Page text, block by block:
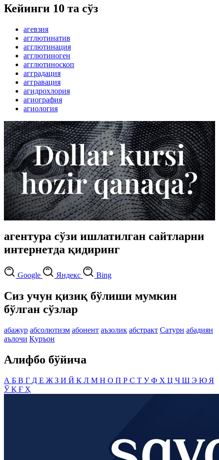
Кейинги 10 та сўз
агевзия
агглютинатив
агглютинация
агглютиноген
агглютиноскоп
агградация
аггравация
агидрохлория
агиография
агиология
агентура сўзи ишлатилган сайтларни
интернетда қидиринг
Google Яндекс Bing
Сиз учун қизиқ бўлиши мумкин
бўлган сўзлар
абажур абсолютизм абонент аъзолик абстракт Сатурн абадиян
аълочи Қуръон
Алифбо бўйича
А Б В Г Д Е Ж З И Й К Л М Н О П Р С Т УФ Х Ц Ч Ш Э Ю Я
ЎҚ Ғ Ҳ